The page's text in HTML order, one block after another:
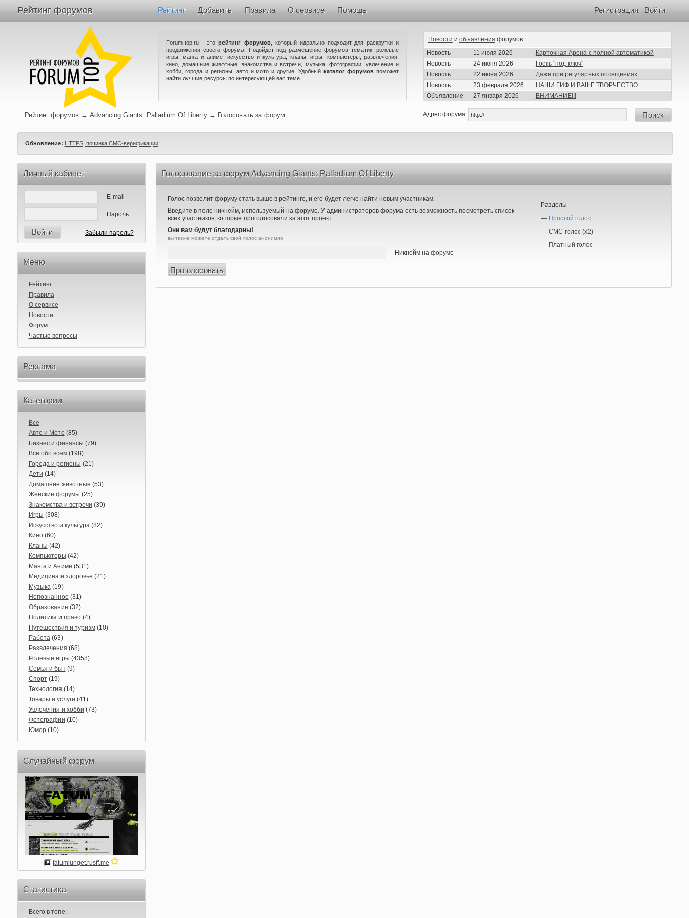
Рейтинг форумов Рейтинг Добавить Правила О сервисе Помощь Войти
Регистрация
Forum-top.ru - эторейтинг форумов , который идеально подходит для раскрутки и
продвижения своего форума. Подойдет под размещение форумов тематик: ролевые
игры, манга и аниме, искусство и культура, кланы, игры, компьютеры, развлечения,
кино, домашние животные, знакомства и встречи, музыка, фотографии, увлечение и
хобби, города и регионы, авто и мото и другие. Удобный каталог форумов поможет
найти лучшие ресурсы по интересующей вас теме.
Новости и объявления форумов
Новость
11 июля 2026
Карточная Арена с полной автоматикой
Новость
24 июня 2026
Гость "под ключ"
Новость
22 июня 2026
Даже при регулярных посещениях
Новость
23 февраля 2026
НАШИ ГИФ И ВАШЕ ТВОРЧЕСТВО
Объявление
27 января 2026 ВНИМАНИЕ!!!
Адрес форума Поиск
Рейтинг форумов → Advancing Giants: Palladium Of Liberty → Голосовать за форум
Обновление: HTTPS, починка СМС-верификации.
Личный кабинет
E-mail
Пароль
Войти Забыли пароль?
Меню
Рейтинг
Правила
О сервисе
Новости
Форум
Частые вопросы
Реклама
Категории
Все
Авто и Мото(85)
Бизнес и финансы (79)
Все обо всем(198)
Города и регионы (21)
Дети (14)
Домашние животные (53)
Женские форумы (25)
Знакомства и встречи (39)
Игры (308)
Искусство и культура(82)
Кино(60)
Кланы (42)
Компьютеры (42)
Манга и Аниме (531)
Медицина и здоровье (21)
Музыка(19)
Непознанное (31)
Образование (32)
Политика и право(4)
Путешествия и туризм(10)
Работа(63)
Развлечения (68)
Ролевые игры (4358)
Семья и быт(9)
Спорт(19)
Технология (14)
Товары и услуги (41)
Увлечения и хобби (73)
Фотографии (10)
Юмор(10)
Случайный форум
fatumiunget.rusff.me
Статистика
Всего в топе:
Голосование за форум Advancing Giants: Palladium Of Liberty
Голос позволит форуму стать выше в рейтинге, и его будет легче найти новым участникам.
Введите в поле никнейм, используемый на форуме. У администраторов форума есть возможность посмотреть список
всех участников, которые проголосовали за этот проект.
Они вам будут благодарны!
вы также можете отдать свой голос анонимно
Никнейм на форуме
Разделы
— Простой голос
— СМС-голос (x2)
— Платный голос